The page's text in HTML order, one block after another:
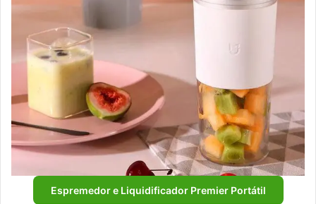
Espremedor e Liquidificador Premier Portátil